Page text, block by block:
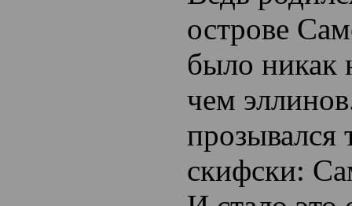
острове
было никак
чем
прозывался
скифски: